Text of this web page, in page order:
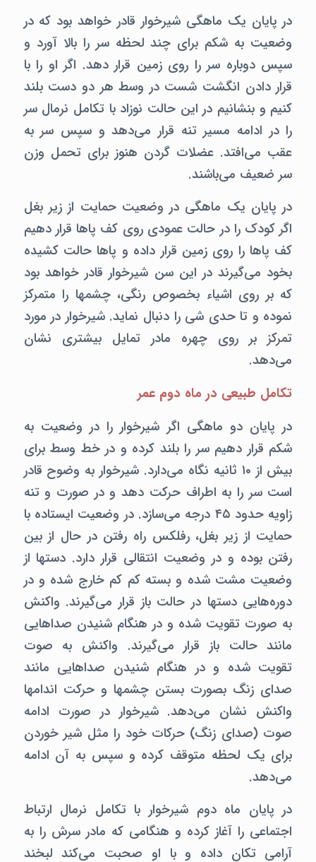
در پایان یک ماهگی شیرخوار قادر خواهد بود که در
وضعیت به شکم برای چند لحظه سر را بالا آورد و
سپس دوباره سر را روی زمین قرار دهد. اگر او را با
قرار دادن انگشت شست در وسط هر دو دست بلند
کنیم و بنشانیم در این حالت نوزاد با تکامل نرمال سر
را در ادامه مسیر تنه قرار می‌دهد و سپس سر به
عقب می‌افتد. عضلات گردن هنوز برای تحمل وزن
سر ضعیف می‌باشند.
در پایان یک ماهگی در وضعیت حمایت از زیر بغل
اگر کودک را در حالت عمودی روی کف پاها قرار دهیم
کف پاها را روی زمین قرار داده و پاها حالت کشیده
بخود می‌گیرند در این سن شیرخوار قادر خواهد بود
که بر روی اشیاء بخصوص رنگی، ‌چشمها را متمرکز
نموده و تا حدی شی را دنبال نماید. شیرخوار در مورد
تمرکز بر روی چهره مادر تمایل بیشتری نشان
می‌دهد.
تکامل طبیعی در ماه دوم عمر
در پایان دو ماهگی اگر شیرخوار را در وضعیت به
شکم قرار دهیم سر را بلند کرده و در خط وسط برای
بیش از ۱۰ ثانیه نگاه می‌دارد. شیرخوار به وضوح قادر
است سر را به اطراف حرکت دهد و در صورت و تنه
زاویه حدود ۴۵ درجه می‌سازد. در وضعیت ایستاده با
حمایت از زیر بغل،‌ رفلکس راه رفتن در حال از بین
رفتن بوده و در وضعیت انتقالی قرار دارد. دستها از
وضعیت مشت شده و بسته کم کم خارج شده و در
دوره‌هایی دستها در حالت باز قرار می‌گیرند. واکنش
به صورت تقویت شده و در هنگام شنیدن صداهایی
مانند حالت باز قرار می‌گیرند. واکنش به صوت
تقویت شده و در هنگام شنیدن صداهایی مانند
صدای زنگ بصورت بستن چشمها و حرکت اندامها
واکنش نشان می‌دهد. شیرخوار در صورت ادامه
صوت (صدای زنگ) حرکات خود را مثل شیر خوردن
برای یک لحظه متوقف کرده و سپس به آن ادامه
می‌دهد.
در پایان ماه دوم شیرخوار با تکامل نرمال ارتباط
اجتماعی را آغاز کرده و هنگامی که مادر سرش را به
آرامی تکان داده و با او صحبت می‌کند لبخند